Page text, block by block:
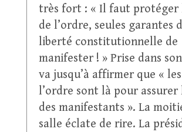
très fort : « Il faut protéger
de l’ordre, seules garantes
liberté constitutionnelle de
manifester ! » Prise dans
va jusqu’à affirmer que «
l’ordre sont là pour assurer
des manifestants ». La
salle éclate de rire. La